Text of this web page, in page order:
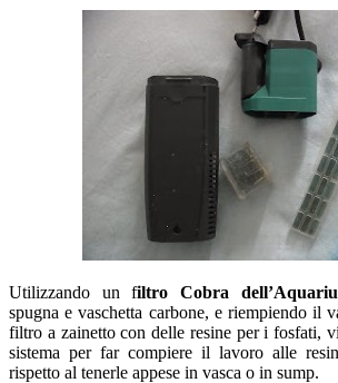
Utilizzando un filtro Cobra
spugna e vaschetta carbone, e riempiendo il
filtro a zainetto con delle resine per i fosfati,
sistema per far compiere il lavoro alle
rispetto al tenerle appese in vasca o in sump.